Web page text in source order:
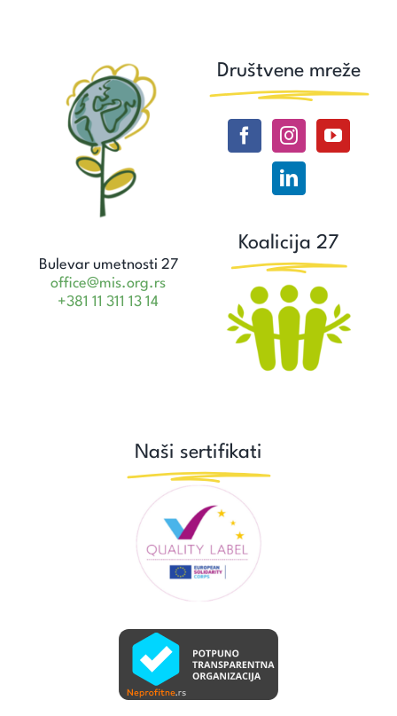
Bulevar umetnosti 27
office@mis.org.rs
+381 11 311 13 14
Društvene mreže
Koalicija 27
Naši sertifikati